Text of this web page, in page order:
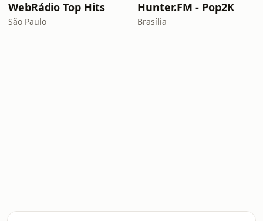
WebRádio Top Hits
São Paulo
Hunter.FM - Pop2K
Brasília